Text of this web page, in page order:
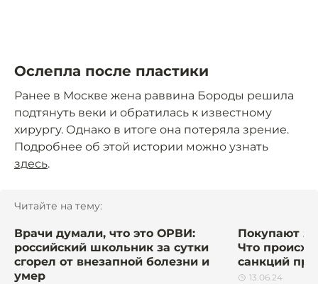
Ослепла после пластики
Ранее в Москве жена раввина Бороды решила
подтянуть веки и обратилась к известному
хирургу. Однако в итоге она потеряла зрение.
Подробнее об этой истории можно узнать
здесь.
Читайте на тему:
Врачи думали, что это ОРВИ:
российский школьник за сутки
сгорел от внезапной болезни и
умер
Покупают
Что
санкций
13.06.24